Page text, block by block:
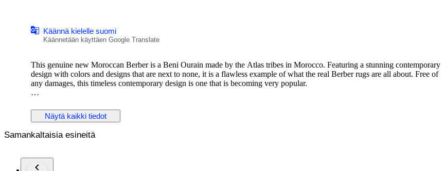
Käännä kielelle suomi
Käännetään käyttäen Google Translate
This genuine new Moroccan Berber is a Beni Ourain made by the Atlas tribes in Morocco. Featuring a stunning contemporary
design with colors and designs that are next to none, it is a flawless example of what the real Berber rugs are all about. Free of
any damages, this timeless contemporary design is one that is becoming very popular.
Dimensions: approx. 307x200cm
Pile: wool
Our carpets are all professionally cleaned and inspected.
Näytä kaikki tiedot
Samankaltaisia esineitä